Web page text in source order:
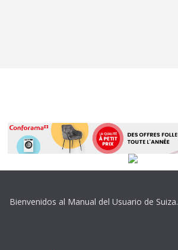
Bienvenidos al Manual del Usuario de Suiza.